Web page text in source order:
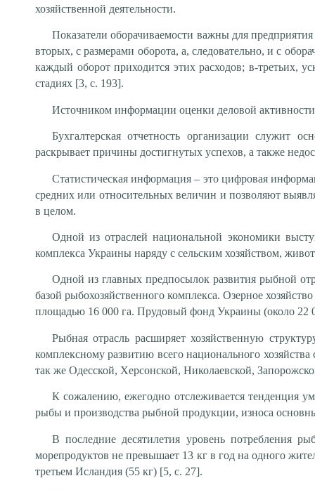
хозяйственной деятельности.
Показатели оборачиваемости важны для
вторых, с размерами оборота, а, следовательно, и с
каждый оборот приходится этих расходов; в-третьих,
стадиях [3, с. 193].
Источником информации оценки деловой активности
Бухгалтерская отчетность организации служит
раскрывает причины достигнутых успехов, а также
Статистическая информация – это цифровая
средних или относительных величин и позволяют
в целом.
Одной из отраслей национальной экономики
комплекса Украины наряду с сельским хозяйством,
Одной из главных предпосылок развития рыбной
базой рыбохозяйственного комплекса. Озерное
площадью 16 000 га. Прудовый фонд Украины (около 22
Рыбная отрасль расширяет хозяйственную
комплексному развитию всего национального
так же Одесской, Херсонской, Николаевской,
К сожалению, ежегодно отслеживается тенденция
рыбы и производства рыбной продукции, износа
В последние десятилетия уровень потребления
морепродуктов не превышает 13 кг в год на одного
третьем Исландия (55 кг) [5, с. 27].